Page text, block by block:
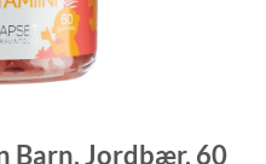
Barn, Jordbær, 60